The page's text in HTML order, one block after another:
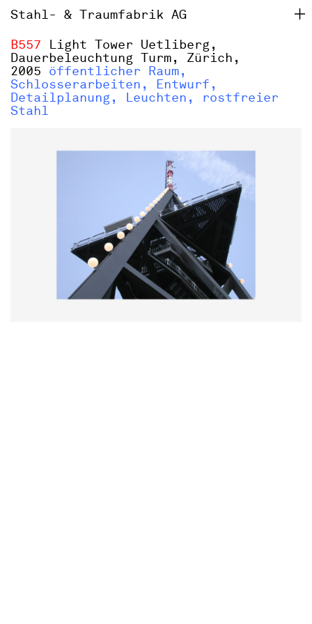
Stahl- & Traumfabrik AG
B557 Light Tower Uetliberg,
Dauerbeleuchtung Turm, Zürich,
2005 öffentlicher Raum,
Schlosserarbeiten, Entwurf,
Detailplanung, Leuchten, rostfreier
Stahl